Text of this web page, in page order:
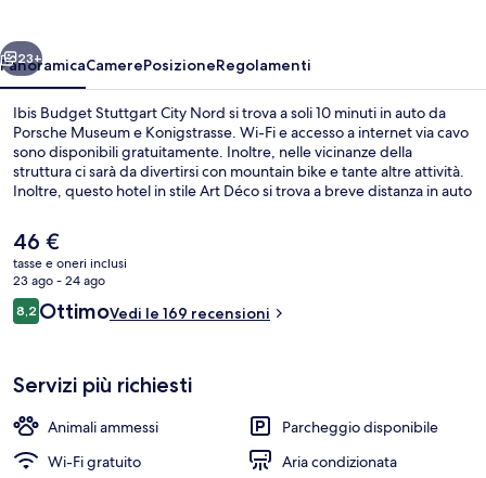
Avanti
23+
PanoramicaCamerePosizioneRegolamenti
Ibis Budget Stuttgart City Nord si trova a soli 10 minuti in auto da
Porsche Museum e Konigstrasse. Wi-Fi e accesso a internet via cavo
sono disponibili gratuitamente. Inoltre, nelle vicinanze della
struttura ci sarà da divertirsi con mountain bike e tante altre attività.
Inoltre, questo hotel in stile Art Déco si trova a breve distanza in auto
Benz. Usare i mezzi pubblici è facilissimo: Maybachstraße U-Bahn si
trova a pochi minuti di distanza, mentre Pragsattel U-Bahn è a 6 min
a piedi.
Il
prezzo
attuale
è
46 €
46 €
tasse e oneri inclusi
23 ago - 24 ago
Recensioni
8,28,2 su 10
OttimoVedi le 169 recensioni
Servizi più richiesti
Animali ammessi
Parcheggio disponibile
Wi-Fi gratuito
Aria condizionata